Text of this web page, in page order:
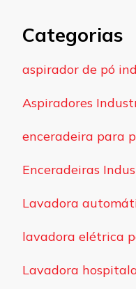
Categorias
aspirador de pó
Aspiradores
enceradeira para
Enceradeiras
Lavadora
lavadora elétrica
Lavadora